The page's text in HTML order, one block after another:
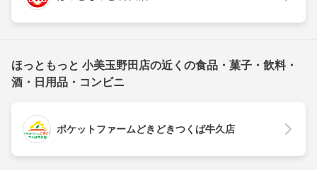
ほっともっと 小美玉野田店の近くの食品・菓子・飲料・
酒・日用品・コンビニ
ポケットファームどきどきつくば牛久店